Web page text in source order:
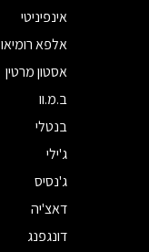
אינפיניטי
אלפא רומיאו
אסטון מרטין
ב.מ.וו
בנטלי
ג'ילי
ג'נסיס
דאצ'יה
דונגפנג